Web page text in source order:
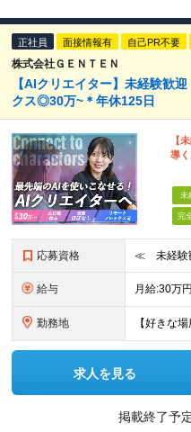
正社員 面接情報有 自己PR不要
株式会社ＧＥＮＴＥＮ
【AIクリエイター】未経験歓
クス◎30万~＊年休125日
【
導
未
完
応募資格
給与
勤務地
求人を見る
掲載終了予